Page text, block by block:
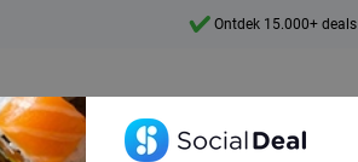
Ontdek 15.000+ deals